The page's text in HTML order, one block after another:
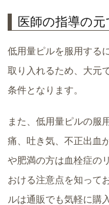
医師の指導の
低用量ピルを服用する
取り入れるため、大元
条件となります。
また、低用量ピルの服
痛、吐き気、不正出血
や肥満の方は血栓症の
おける注意点を知って
ルは通販でも気軽に購